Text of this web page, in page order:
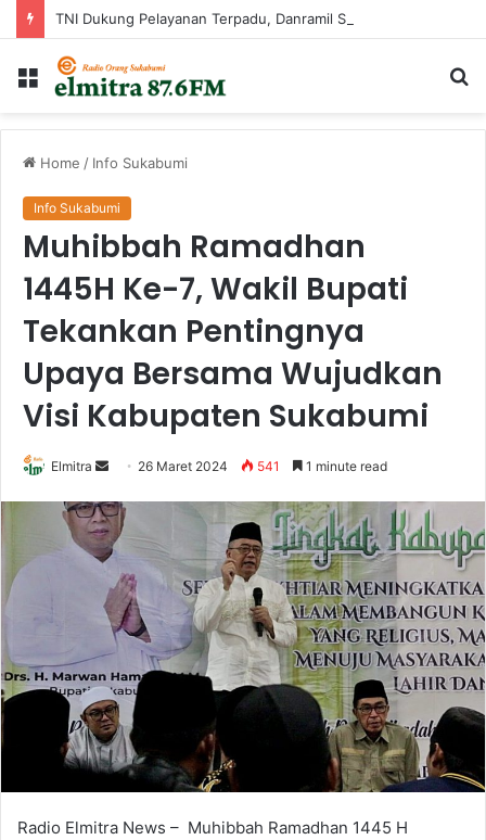
Menu
Home / Info Sukabumi
Info Sukabumi
Muhibbah Ramadhan
1445H Ke-7, Wakil Bupati
Tekankan Pentingnya
Upaya Bersama Wujudkan
Visi Kabupaten Sukabumi
Elmitra
Send
email
26 Maret 2024 541 1 minute read
Radio Elmitra News – Muhibbah Ramadhan 1445 H